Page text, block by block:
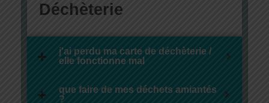
Déchèterie
j'ai perdu ma carte de déchèterie /
elle fonctionne mal
que faire de mes déchets amiantés
?